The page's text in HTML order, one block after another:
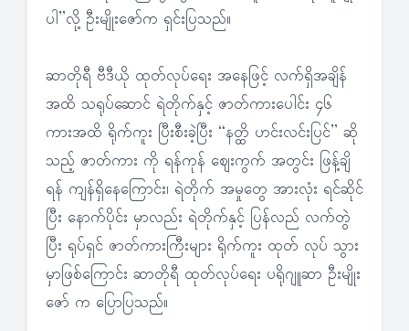
ပါ”လို့ ဦးမျိုးဇော်က ရှင်းပြသည်။
ဆာတိုရီ ဗီဒီယို ထုတ်လုပ်ရေး အနေဖြင့် လက်ရှိအချိန်
အထိ သရုပ်ဆောင် ရဲတိုက်နှင့် ဇာတ်ကားပေါင်း ၄၆
ကားအထိ ရိုက်ကူး ပြီးစီးခဲ့ပြီး “နတ္ထိ ဟင်းလင်းပြင်” ဆို
သည့် ဇာတ်ကား ကို ရန်ကုန် ဈေးကွက် အတွင်း ဖြန့်ချိ
ရန် ကျန်ရှိနေကြောင်း၊ ရဲတိုက် အမှုတွေ အားလုံး ရင်ဆိုင်
ပြီး နောက်ပိုင်း မှာလည်း ရဲတိုက်နှင့် ပြန်လည် လက်တွဲ
ပြီး ရုပ်ရှင် ဇာတ်ကားကြီးများ ရိုက်ကူး ထုတ် လုပ် သွား
မှာဖြစ်ကြောင်း ဆာတိုရီ ထုတ်လုပ်ရေး ပရိုဂျူဆာ ဦးမျိုး
ဇော် က ပြောပြသည်။